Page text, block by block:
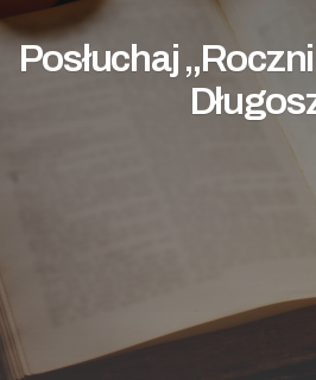
Posłuchaj